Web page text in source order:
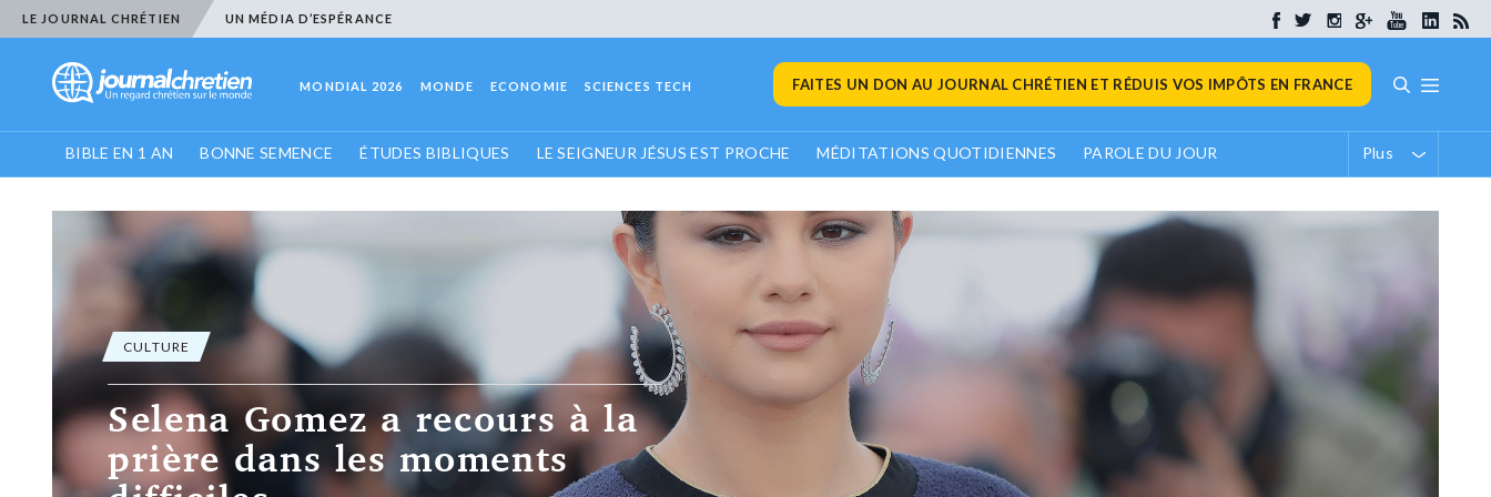
LE JOURNAL CHRÉTIEN UN MÉDIA D’ESPÉRANCE
MONDIAL 2026 MONDE ECONOMIE SCIENCES TECH FAITES UN DON AU JOURNAL CHRÉTIEN ET RÉDUIS VOS IMPÔTS EN FRANCE
BIBLE EN 1 AN BONNE SEMENCE ÉTUDES BIBLIQUES LE SEIGNEUR JÉSUS EST PROCHE MÉDITATIONS QUOTIDIENNES PAROLE DU JOUR Plus
CULTURE
Selena Gomez a recours à la
prière dans les moments